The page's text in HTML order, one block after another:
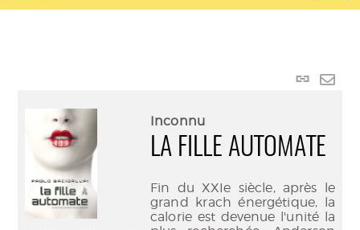
Lien
Inconnu
LA FILLE AUTOMATE
Fin du XXIe siècle, après le
grand krach énergétique, la
calorie est devenue l'unité la